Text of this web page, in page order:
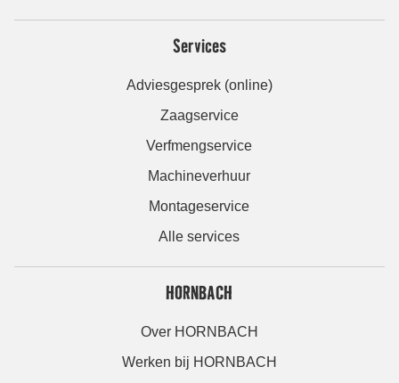
Services
Adviesgesprek (online)
Zaagservice
Verfmengservice
Machineverhuur
Montageservice
Alle services
HORNBACH
Over HORNBACH
Werken bij HORNBACH